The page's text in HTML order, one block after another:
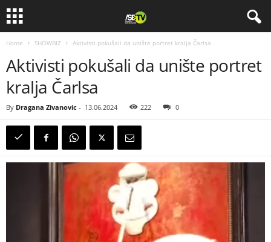
Home SHOWBIZ Aktivisti pokušali da unište portret kralja Čarlsa
Aktivisti pokušali da unište portret
kralja Čarlsa
By Dragana Zivanovic - 13.06.2024 222 0